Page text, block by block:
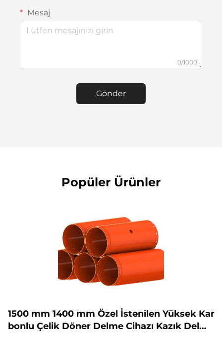
Mesaj
0/1000
Gönder
Popüler Ürünler
1500 mm 1400 mm Özel İstenilen Yüksek Kar
bonlu Çelik Döner Delme Cihazı Kazık Delme